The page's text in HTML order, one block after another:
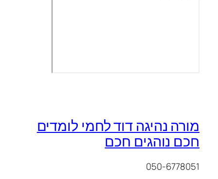
מורה נהיגה דוד לחמי לומדים
חכם נוהגים חכם
050-6778051